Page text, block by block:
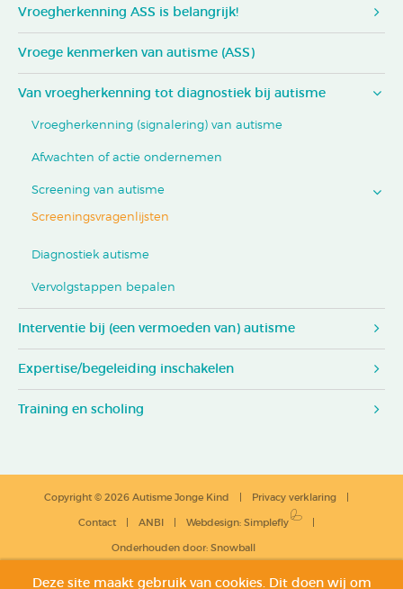
Vroegherkenning ASS is belangrijk!
Vroege kenmerken van autisme (ASS)
Van vroegherkenning tot diagnostiek bij autisme
Vroegherkenning (signalering) van autisme
Afwachten of actie ondernemen
Screening van autisme
Screeningsvragenlijsten
Diagnostiek autisme
Vervolgstappen bepalen
Interventie bij (een vermoeden van) autisme
Expertise/begeleiding inschakelen
Training en scholing
Copyright © 2026 Autisme Jonge Kind Privacy verklaring
Contact ANBI Webdesign: Simplefly
Onderhouden door: Snowball
Deze site maakt gebruik van cookies. Dit doen wij om